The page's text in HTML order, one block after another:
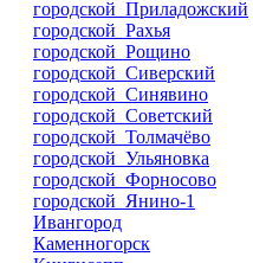
городской Приладожский
городской Рахья
городской Рощино
городской Сиверский
городской Синявино
городской Советский
городской Толмачёво
городской Ульяновка
городской Форносово
городской Янино-1
Ивангород
Каменногорск